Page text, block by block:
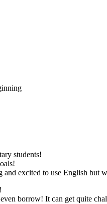
students!
and excited to use English but
borrow! It can get quite